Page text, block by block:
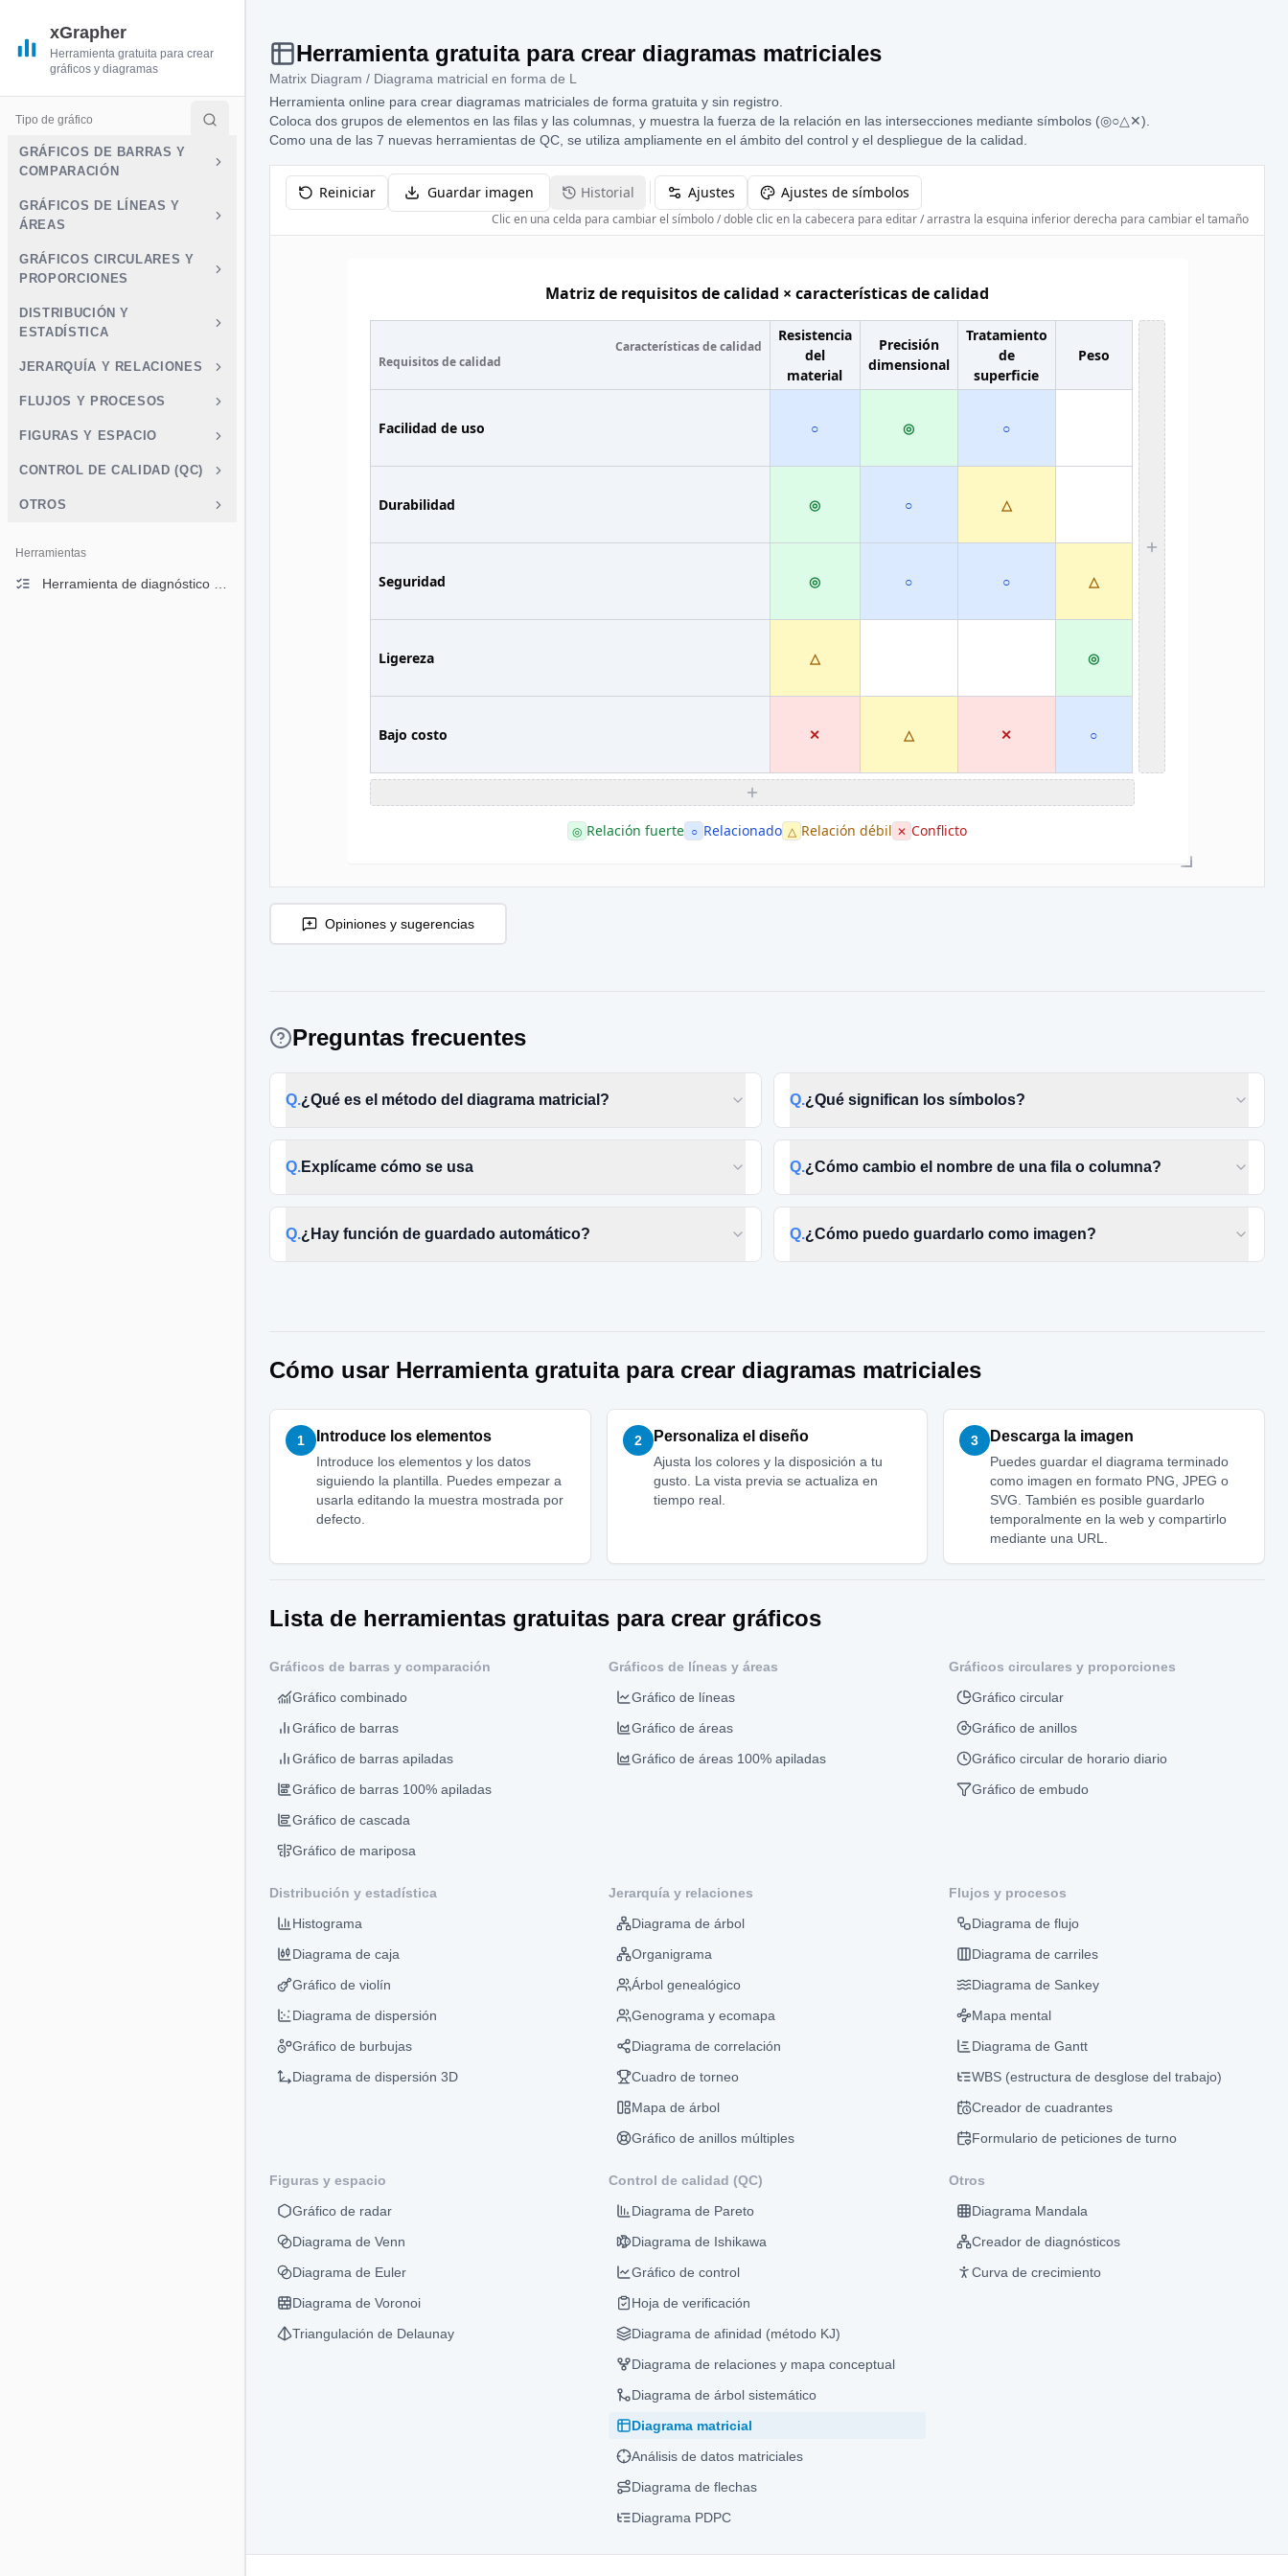
xGrapher
Herramienta gratuita para crear
gráficos y diagramas
Tipo de gráfico
GRÁFICOS DE BARRAS Y
COMPARACIÓN
GRÁFICOS DE LÍNEAS Y
ÁREAS
GRÁFICOS CIRCULARES Y
PROPORCIONES
DISTRIBUCIÓN Y
ESTADÍSTICA
JERARQUÍA Y RELACIONES
FLUJOS Y PROCESOS
FIGURAS Y ESPACIO
CONTROL DE CALIDAD (QC)
OTROS
Herramientas
Herramienta gratuita para crear diagramas matriciales
Matrix Diagram / Diagrama matricial en forma de L
Herramienta online para crear diagramas matriciales de forma gratuita y sin registro.
Coloca dos grupos de elementos en las filas y las columnas, y muestra la fuerza de la relación en las intersecciones mediante símbolos (◎○△✕).
Como una de las 7 nuevas herramientas de QC, se utiliza ampliamente en el ámbito del control y el despliegue de la calidad.
Reiniciar Guardar imagen Historial Ajustes Ajustes de símbolos
Clic en una celda para cambiar el símbolo / doble clic en la cabecera para editar / arrastra la esquina inferior derecha para cambiar el tamaño
Matriz de requisitos de calidad × características de calidad
Características de calidad
Requisitos de calidad
Resistencia
del
material
Precisión
dimensional
Tratamiento
de
superficie
Peso
Facilidad de uso ○ ◎ ○
Durabilidad ◎ ○ △
Seguridad ◎ ○ ○ △
Ligereza △ ◎
Bajo costo ✕ △ ✕ ○
◎ Relación fuerte ○ Relacionado △ Relación débil ✕ Conflicto
Opiniones y sugerencias
Preguntas frecuentes
Q.¿Qué es el método del diagrama matricial? Q.¿Qué significan los símbolos?
Q.Explícame cómo se usa Q.¿Cómo cambio el nombre de una fila o columna?
Q.¿Hay función de guardado automático? Q.¿Cómo puedo guardarlo como imagen?
Cómo usar Herramienta gratuita para crear diagramas matriciales
1 Introduce los elementos
Introduce los elementos y los datos
siguiendo la plantilla. Puedes empezar a
usarla editando la muestra mostrada por
defecto.
2 Personaliza el diseño
Ajusta los colores y la disposición a tu
gusto. La vista previa se actualiza en
tiempo real.
3 Descarga la imagen
Puedes guardar el diagrama terminado
como imagen en formato PNG, JPEG o
SVG. También es posible guardarlo
temporalmente en la web y compartirlo
mediante una URL.
Lista de herramientas gratuitas para crear gráficos
Gráficos de barras y comparación
Gráfico combinado
Gráfico de barras
Gráfico de barras apiladas
Gráfico de barras 100% apiladas
Gráfico de cascada
Gráfico de mariposa
Gráficos de líneas y áreas
Gráfico de líneas
Gráfico de áreas
Gráfico de áreas 100% apiladas
Gráficos circulares y proporciones
Gráfico circular
Gráfico de anillos
Gráfico circular de horario diario
Gráfico de embudo
Distribución y estadística
Histograma
Diagrama de caja
Gráfico de violín
Diagrama de dispersión
Gráfico de burbujas
Diagrama de dispersión 3D
Jerarquía y relaciones
Diagrama de árbol
Organigrama
Árbol genealógico
Genograma y ecomapa
Diagrama de correlación
Cuadro de torneo
Mapa de árbol
Gráfico de anillos múltiples
Flujos y procesos
Diagrama de flujo
Diagrama de carriles
Diagrama de Sankey
Mapa mental
Diagrama de Gantt
WBS (estructura de desglose del trabajo)
Creador de cuadrantes
Formulario de peticiones de turno
Figuras y espacio
Gráfico de radar
Diagrama de Venn
Diagrama de Euler
Diagrama de Voronoi
Triangulación de Delaunay
Control de calidad (QC)
Diagrama de Pareto
Diagrama de Ishikawa
Gráfico de control
Hoja de verificación
Diagrama de afinidad (método KJ)
Diagrama de relaciones y mapa conceptual
Diagrama de árbol sistemático
Diagrama matricial
Análisis de datos matriciales
Diagrama de flechas
Diagrama PDPC
Otros
Diagrama Mandala
Creador de diagnósticos
Curva de crecimiento